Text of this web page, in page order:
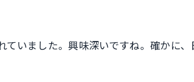
いました。興味深いですね。確かに